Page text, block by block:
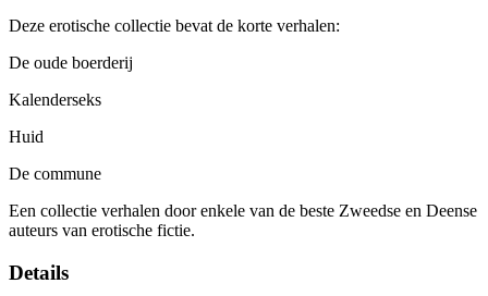
Deze erotische collectie bevat de korte verhalen:
De oude boerderij
Kalenderseks
Huid
De commune
Een collectie verhalen door enkele van de beste Zweedse en Deense
auteurs van erotische fictie.
Details